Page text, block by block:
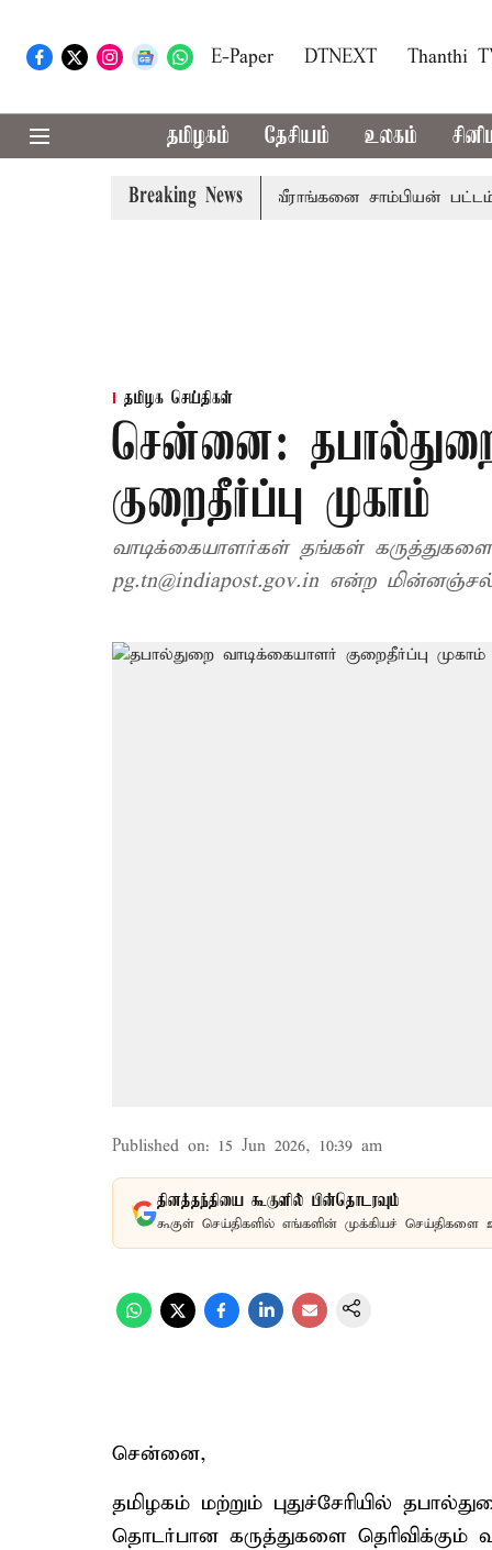
E-Paper DTNEXT Thanthi
தமிழகம் தேசியம் உலகம்
Breaking News
இறுதி போட்டி; இந்திய வீராங்கனை சாம்பியன் பட்டம்
தமிழக செய்திகள்
சென்னை:
குறைதீர்ப்பு முகாம்
வாடிக்கையாளர்கள் தங்கள்
pg.tn@indiapost.gov.in என்ற
Published on: 15 Jun 2026, 10:39 am
தினத்தந்தியை கூகுளில் பின்தொடரவும்
கூகுள் செய்திகளில் எங்களின் முக்கியச் செய்திகளை
சென்னை,
தமிழகம் மற்றும் புதுச்சேரியில்
தொடர்பான கருத்துகளை தெரிவிக்கும்